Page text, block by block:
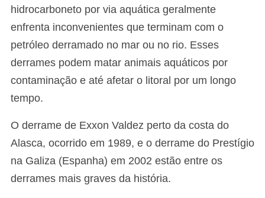
hidrocarboneto por via aquática geralmente
enfrenta inconvenientes que terminam com o
petróleo derramado no mar ou no rio. Esses
derrames podem matar animais aquáticos por
contaminação e até afetar o litoral por um longo
tempo.
O derrame de Exxon Valdez perto da costa do
Alasca, ocorrido em 1989, e o derrame do Prestígio
na Galiza (Espanha) em 2002 estão entre os
derrames mais graves da história.